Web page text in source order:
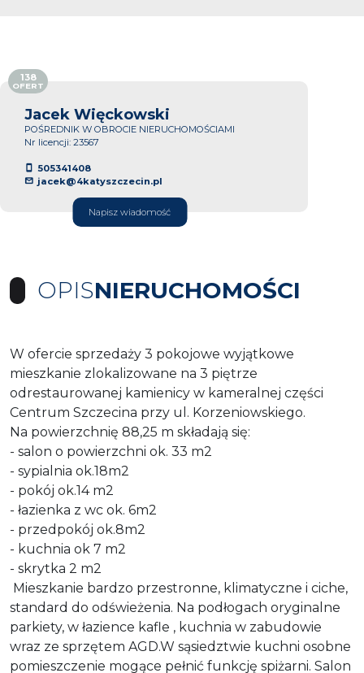
Jacek Więckowski
POŚREDNIK W OBROCIE NIERUCHOMOŚCIAMI
Nr licencji: 23567
505341408
jacek@4katyszczecin.pl
Napisz wiadomość
138
OFERT
OPISNIERUCHOMOŚCI
W ofercie sprzedaży 3 pokojowe wyjątkowe
mieszkanie zlokalizowane na 3 piętrze
odrestaurowanej kamienicy w kameralnej części
Centrum Szczecina przy ul. Korzeniowskiego.
Na powierzchnię 88,25 m składają się:
- salon o powierzchni ok. 33 m2
- sypialnia ok.18m2
- pokój ok.14 m2
- łazienka z wc ok. 6m2
- przedpokój ok.8m2
- kuchnia ok 7 m2
- skrytka 2 m2
Mieszkanie bardzo przestronne, klimatyczne i ciche,
standard do odświeżenia. Na podłogach oryginalne
parkiety, w łazience kafle , kuchnia w zabudowie
wraz ze sprzętem AGD.W sąsiedztwie kuchni osobne
pomieszczenie mogące pełnić funkcję spiżarni. Salon